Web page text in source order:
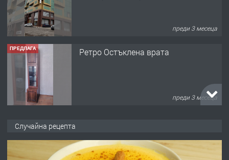
преди 3 месеца
ПРЕДЛАГА Ретро Остъклена врата
преди 3 месеца
Случайна рецепта